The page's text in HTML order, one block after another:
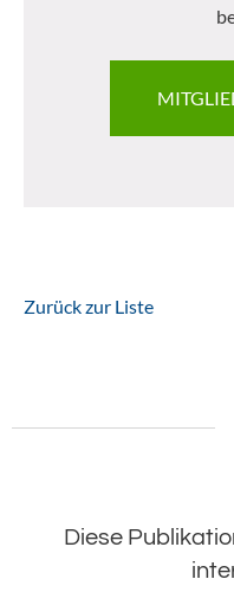
Zurück zur Liste
Diese